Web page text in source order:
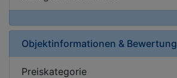
Objektinformationen & Bewertung
Preiskategorie